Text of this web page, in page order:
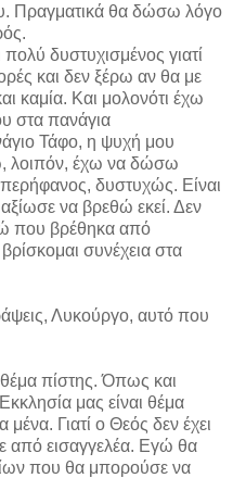
Πραγματικά θα δώσω λόγο
δυστυχισμένος γιατί
και δεν ξέρω αν θα με
καμία. Και μολονότι έχω
στα πανάγια
Τάφο, η ψυχή μου
λοιπόν, έχω να δώσω
δυστυχώς. Είναι
να βρεθώ εκεί. Δεν
που βρέθηκα από
συνέχεια στα
Λυκούργο, αυτό που
πίστης. Όπως και
μας είναι θέμα
Γιατί ο Θεός δεν έχει
από εισαγγελέα. Εγώ θα
που θα μπορούσε να